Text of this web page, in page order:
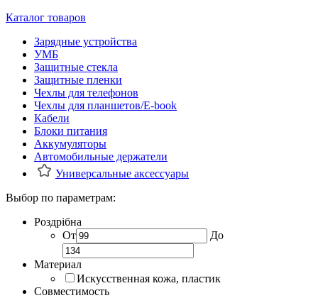
Каталог товаров
Зарядные устройства
УМБ
Защитные стекла
Защитные пленки
Чехлы для телефонов
Чехлы для планшетов/E-book
Кабели
Блоки питания
Аккумуляторы
Автомобильные держатели
Универсальные аксессуары
Выбор по параметрам:
Роздрібна
От
До
Материал
Искусственная кожа, пластик
Совместимость